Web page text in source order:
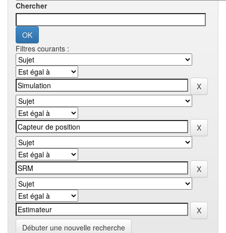
Chercher
Filtres courants :
Débuter une nouvelle recherche